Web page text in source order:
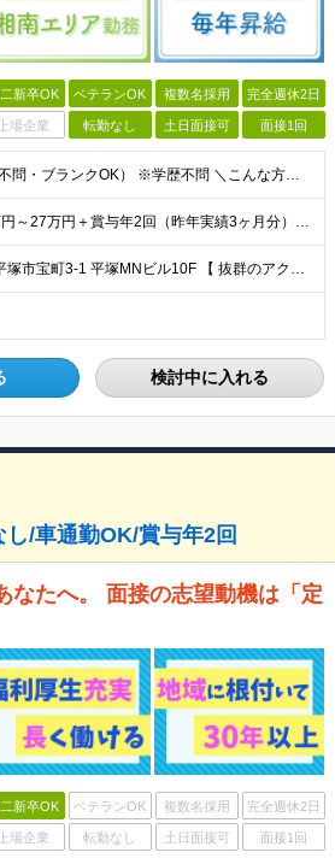
新卒OK ベテランOK 複数名採用 完全週休2日
上場企業 転勤なし 土日面接可 面接1回
◆総務もしくは経理の実務経験をお持ちの方（年数不問・ブランクOK） ※学歴不問 ＼こんな方にオススメです！／ ◎これまでは都内に通っていたが湘南で腰を据えて働きたい ◎経理の仕事は好きだけど残業続き
★年次昇給あり！毎年昇給が基本です★ 月給20.5万円～27万円＋賞与年2回（昨年実績3ヶ月分） ※経験・年齢・スキルを考慮して決定します ※正社員の場合は試用期間3ヶ月。その間の待遇に差異なし
★転勤なし★平塚駅チカ3分 ■平塚本社： 神奈川県平塚市宝町3-1 平塚MNビル10F 【 抜群のアクセス環境 】 JR東海道線・湘南新宿ラインが乗り入れており、 上り下り共にアクセス良好。 【
検討中に入れる
/車通勤OK/賞与年2回
なたへ。 面接の志望動機は「定
新卒OK ベテランOK 複数名採用 完全週休2日
上場企業 転勤なし 土日面接可 面接1回